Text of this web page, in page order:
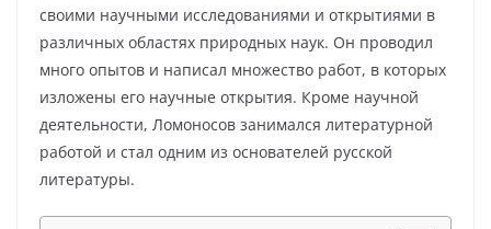
своими научными исследованиями и открытиями в
различных областях природных наук. Он проводил
много опытов и написал множество работ, в которых
изложены его научные открытия. Кроме научной
деятельности, Ломоносов занимался литературной
работой и стал одним из основателей русской
литературы.